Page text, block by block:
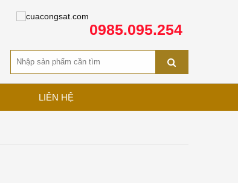
0985.095.254
LIÊN HỆ